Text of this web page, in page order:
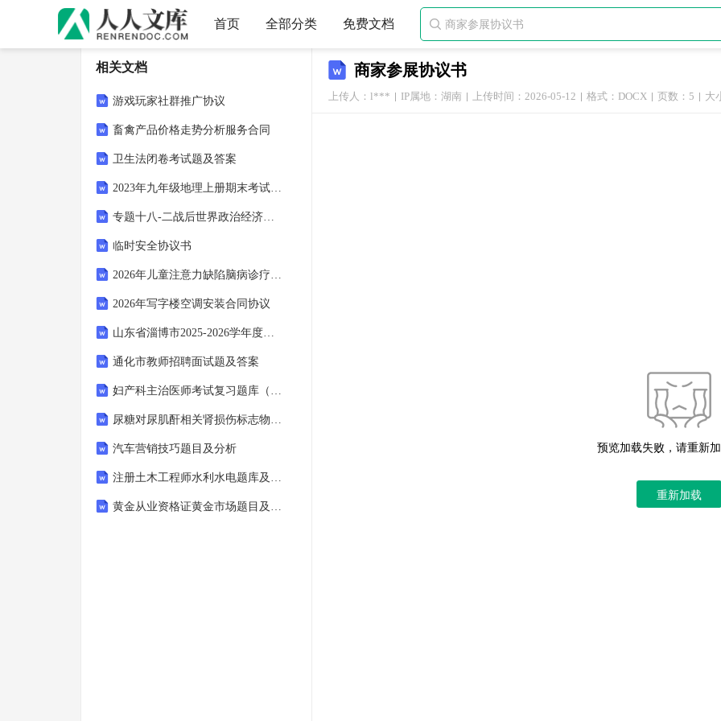
首页 全部分类 免费文档 
商家参展协议书
上传人：l*** IP属地：湖南 上传时间：2026-05-12 格式：DOCX 页数：5 大
预览加载失败，请重新
重新加载
相关文档
游戏玩家社群推广协议
畜禽产品价格走势分析服务合同
卫生法闭卷考试题及答案
2023年九年级地理上册期末考试卷及答案【A4版】
专题十八-二战后世界政治经济格局的变化
临时安全协议书
2026年儿童注意力缺陷脑病诊疗试题及答案(儿科神经版)
2026年写字楼空调安装合同协议
山东省淄博市2025-2026学年度高三教学质量阶段性检测(淄博二模)英语试题
通化市教师招聘面试题及答案
妇产科主治医师考试复习题库（附答案）
尿糖对尿肌酐相关肾损伤标志物的干扰分析
汽车营销技巧题目及分析
注册土木工程师水利水电题库及答案
黄金从业资格证黄金市场题目及分析